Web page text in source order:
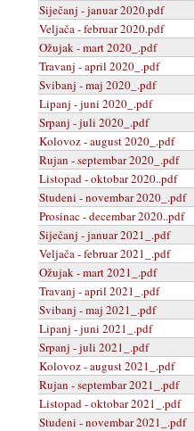
Siječanj - januar 2020.pdf
Veljača - februar 2020.pdf
Ožujak - mart 2020_.pdf
Travanj - april 2020_.pdf
Svibanj - maj 2020_.pdf
Lipanj - juni 2020_.pdf
Srpanj - juli 2020_.pdf
Kolovoz - august 2020_.pdf
Rujan - septembar 2020_.pdf
Listopad - oktobar 2020..pdf
Studeni - novembar 2020_.pdf
Prosinac - decembar 2020..pdf
Siječanj - januar 2021_.pdf
Veljača - februar 2021_.pdf
Ožujak - mart 2021_.pdf
Travanj - april 2021_.pdf
Svibanj - maj 2021_.pdf
Lipanj - juni 2021_.pdf
Srpanj - juli 2021_.pdf
Kolovoz - august 2021_.pdf
Rujan - septembar 2021_.pdf
Listopad - oktobar 2021_.pdf
Studeni - novembar 2021_.pdf